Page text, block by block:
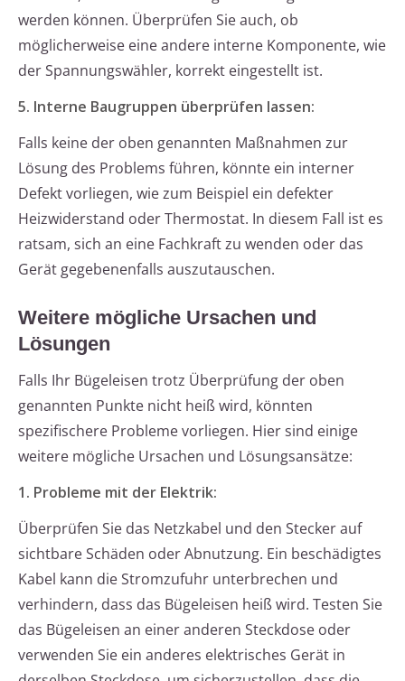
werden können. Überprüfen Sie auch, ob
möglicherweise eine andere interne Komponente, wie
der Spannungswähler, korrekt eingestellt ist.
5. Interne Baugruppen überprüfen lassen:
Falls keine der oben genannten Maßnahmen zur
Lösung des Problems führen, könnte ein interner
Defekt vorliegen, wie zum Beispiel ein defekter
Heizwiderstand oder Thermostat. In diesem Fall ist es
ratsam, sich an eine Fachkraft zu wenden oder das
Gerät gegebenenfalls auszutauschen.
Weitere mögliche Ursachen und
Lösungen
Falls Ihr Bügeleisen trotz Überprüfung der oben
genannten Punkte nicht heiß wird, könnten
spezifischere Probleme vorliegen. Hier sind einige
weitere mögliche Ursachen und Lösungsansätze:
1. Probleme mit der Elektrik:
Überprüfen Sie das Netzkabel und den Stecker auf
sichtbare Schäden oder Abnutzung. Ein beschädigtes
Kabel kann die Stromzufuhr unterbrechen und
verhindern, dass das Bügeleisen heiß wird. Testen Sie
das Bügeleisen an einer anderen Steckdose oder
verwenden Sie ein anderes elektrisches Gerät in